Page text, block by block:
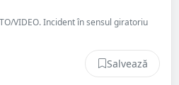
VIDEO. Incident în sensul giratoriu
Salvează